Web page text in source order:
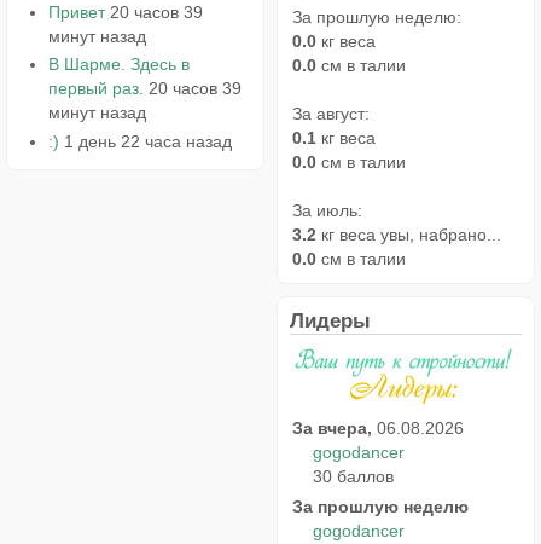
Привет 20 часов 39
минут назад
В Шарме. Здесь в
первый раз. 20 часов 39
минут назад
:) 1 день 22 часа назад
За прошлую неделю:
0.0 кг веса
0.0 см в талии
За август:
0.1 кг веса
0.0 см в талии
За июль:
3.2 кг веса увы, набрано...
0.0 см в талии
Лидеры
За вчера, 06.08.2026
gogodancer
30 баллов
За прошлую неделю
gogodancer